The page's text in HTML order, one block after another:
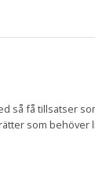
så få tillsatser
som behöver